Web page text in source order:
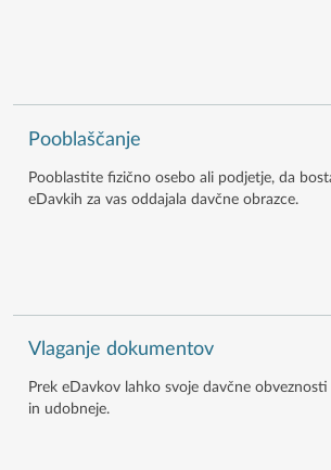
Pooblaščanje
Pooblastite fizično osebo ali podjetje, da
eDavkih za vas oddajala davčne obrazce.
Vlaganje dokumentov
Prek eDavkov lahko svoje davčne
in udobneje.